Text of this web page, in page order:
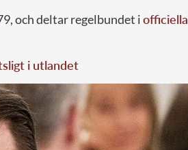
och deltar regelbundet iofficiella
i utlandet